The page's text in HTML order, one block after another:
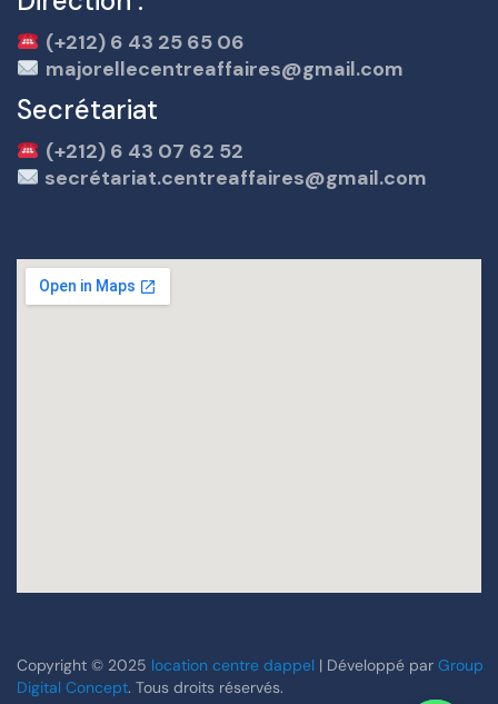
(+212) 6 43 25 65 06
majorellecentreaffaires@gmail.com
Secrétariat
(+212) 6 43 07 62 52
secrétariat.centreaffaires@gmail.com
Copyright © 2025 location centre dappel | Développé par Group
Digital Concept. Tous droits réservés.